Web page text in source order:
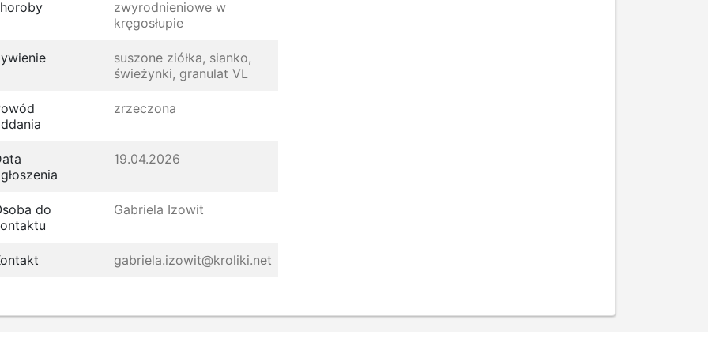
zwyrodnieniowe w
kręgosłupie
suszone ziółka, sianko,
świeżynki, granulat VL
zrzeczona
19.04.2026
do
Gabriela Izowit
gabriela.izowit@kroliki.net